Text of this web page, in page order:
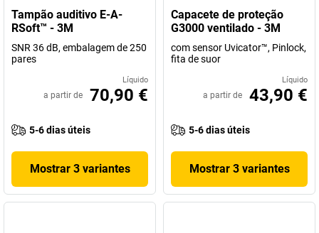
Tampão auditivo E-A-
RSoft™ - 3M
SNR 36 dB, embalagem de 250
pares
Líquido
a partir de 70,90 €
5-6 dias úteis
Mostrar 3 variantes
Capacete de proteção
G3000 ventilado - 3M
com sensor Uvicator™, Pinlock,
fita de suor
Líquido
a partir de 43,90 €
5-6 dias úteis
Mostrar 3 variantes